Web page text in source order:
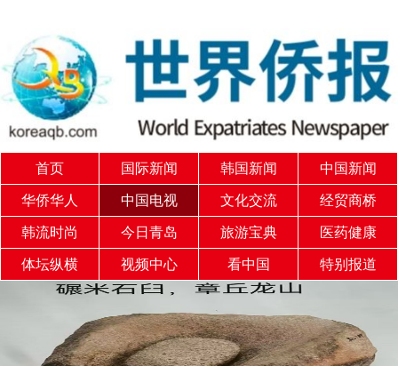
首页 国际新闻 韩国新闻 中国新闻
华侨华人 中国电视 文化交流 经贸商桥
韩流时尚 今日青岛 旅游宝典 医药健康
体坛纵横 视频中心 看中国 特别报道